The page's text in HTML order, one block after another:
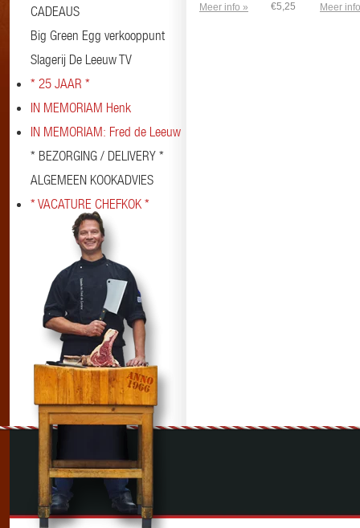
CADEAUS
Big Green Egg verkooppunt
Slagerij De Leeuw TV
* 25 JAAR *
IN MEMORIAM Henk
IN MEMORIAM: Fred de Leeuw
* BEZORGING / DELIVERY *
ALGEMEEN KOOKADVIES
* VACATURE CHEFKOK *
Meer info » €5,25 Meer